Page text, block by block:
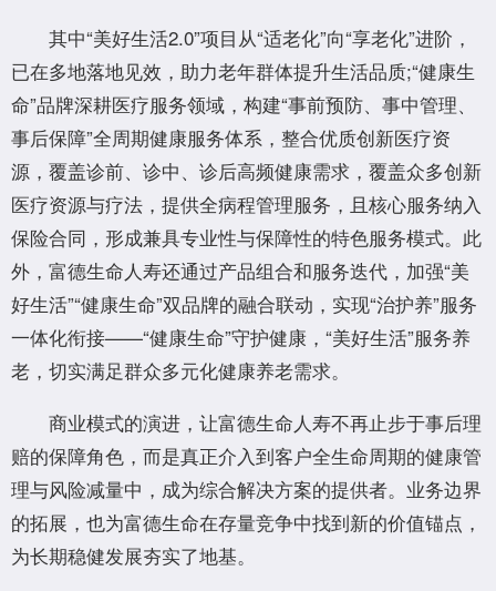
其中“美好生活2.0”项目从“适老化”向“享老化”进阶，
已在多地落地见效，助力老年群体提升生活品质;“健康生
命”品牌深耕医疗服务领域，构建“事前预防、事中管理、
事后保障”全周期健康服务体系，整合优质创新医疗资
源，覆盖诊前、诊中、诊后高频健康需求，覆盖众多创新
医疗资源与疗法，提供全病程管理服务，且核心服务纳入
保险合同，形成兼具专业性与保障性的特色服务模式。此
外，富德生命人寿还通过产品组合和服务迭代，加强“美
好生活”“健康生命”双品牌的融合联动，实现“治护养”服务
一体化衔接——“健康生命”守护健康，“美好生活”服务养
老，切实满足群众多元化健康养老需求。
商业模式的演进，让富德生命人寿不再止步于事后理
赔的保障角色，而是真正介入到客户全生命周期的健康管
理与风险减量中，成为综合解决方案的提供者。业务边界
的拓展，也为富德生命在存量竞争中找到新的价值锚点，
为长期稳健发展夯实了地基。